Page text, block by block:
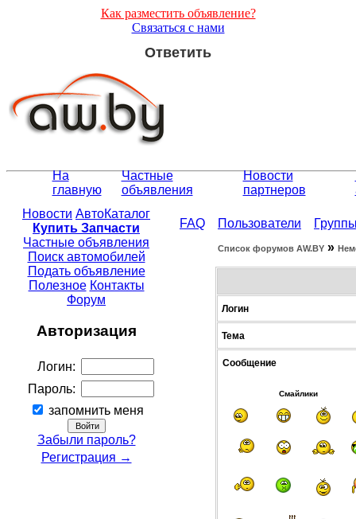
Как разместить объявление?
Связаться с нами
Ответить
На
главную
Частные
объявления
Новости
партнеров
Новости АвтоКаталог
Купить Запчасти
Частные объявления
Поиск автомобилей
Подать объявление
Полезное Контакты
Форум
Авторизация
Логин:
Пароль:
запомнить меня
Забыли пароль?
Регистрация →
FAQ Пользователи
Список форумов АW.BY »
Логин
Тема
Сообщение
Смайлики